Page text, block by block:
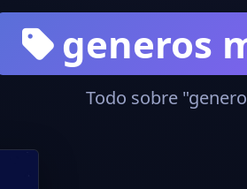
generos
Todo sobre